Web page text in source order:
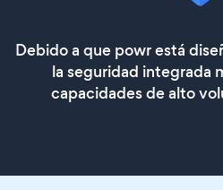
Debido a que powr está
la seguridad integrada
capacidades de alto